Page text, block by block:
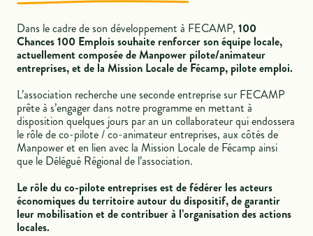
Dans le cadre de son développement à FECAMP,100
Chances 100 Emplois souhaite renforcer son équipe locale,
actuellement composée de Manpower pilote/animateur
entreprises, et de la Mission Locale de Fécamp, pilote emploi.
L’association recherche une seconde entreprise sur FECAMP
prête à s’engager dans notre programme en mettant à
disposition quelques jours par an un collaborateur qui endossera
le rôle de co-pilote / co-animateur entreprises, aux côtés de
Manpower et en lien avec la Mission Locale de Fécamp ainsi
que le Délégué Régional de l’association.
Le rôle du co-pilote entreprises est de fédérer les acteurs
économiques du territoire autour du dispositif, de garantir
leur mobilisation et de contribuer à l’organisation des actions
locales.